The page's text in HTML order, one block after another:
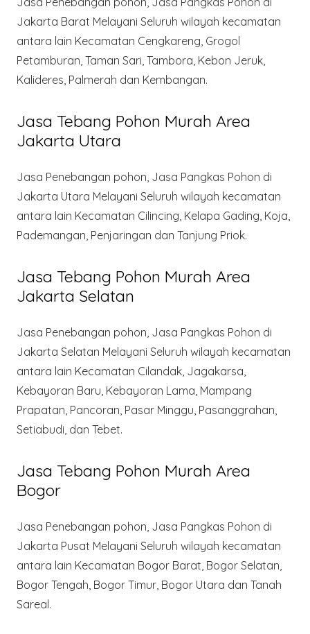
Jakarta Barat Melayani Seluruh wilayah kecamatan
antara lain Kecamatan Cengkareng, Grogol
Petamburan, Taman Sari, Tambora, Kebon Jeruk,
Kalideres, Palmerah dan Kembangan.
Jasa Tebang Pohon Murah Area
Jakarta Utara
Jasa Penebangan pohon, Jasa Pangkas Pohon di
Jakarta Utara Melayani Seluruh wilayah kecamatan
antara lain Kecamatan Cilincing, Kelapa Gading, Koja,
Pademangan, Penjaringan dan Tanjung Priok.
Jasa Tebang Pohon Murah Area
Jakarta Selatan
Jasa Penebangan pohon, Jasa Pangkas Pohon di
Jakarta Selatan Melayani Seluruh wilayah kecamatan
antara lain Kecamatan Cilandak, Jagakarsa,
Kebayoran Baru, Kebayoran Lama, Mampang
Prapatan, Pancoran, Pasar Minggu, Pasanggrahan,
Setiabudi, dan Tebet.
Jasa Tebang Pohon Murah Area
Bogor
Jasa Penebangan pohon, Jasa Pangkas Pohon di
Jakarta Pusat Melayani Seluruh wilayah kecamatan
antara lain Kecamatan Bogor Barat, Bogor Selatan,
Bogor Tengah, Bogor Timur, Bogor Utara dan Tanah
Sareal.